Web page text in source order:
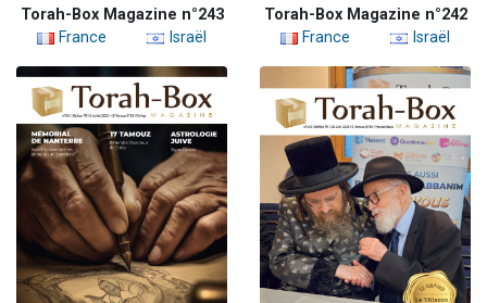
Torah-Box Magazine n°243
France
Israël
Torah-Box Magazine n°242
France
Israël